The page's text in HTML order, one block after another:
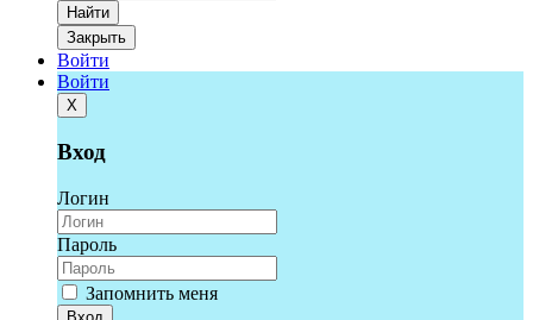
Найти
Закрыть
Войти
Войти
Х
Вход
Логин
Пароль
Запомнить меня